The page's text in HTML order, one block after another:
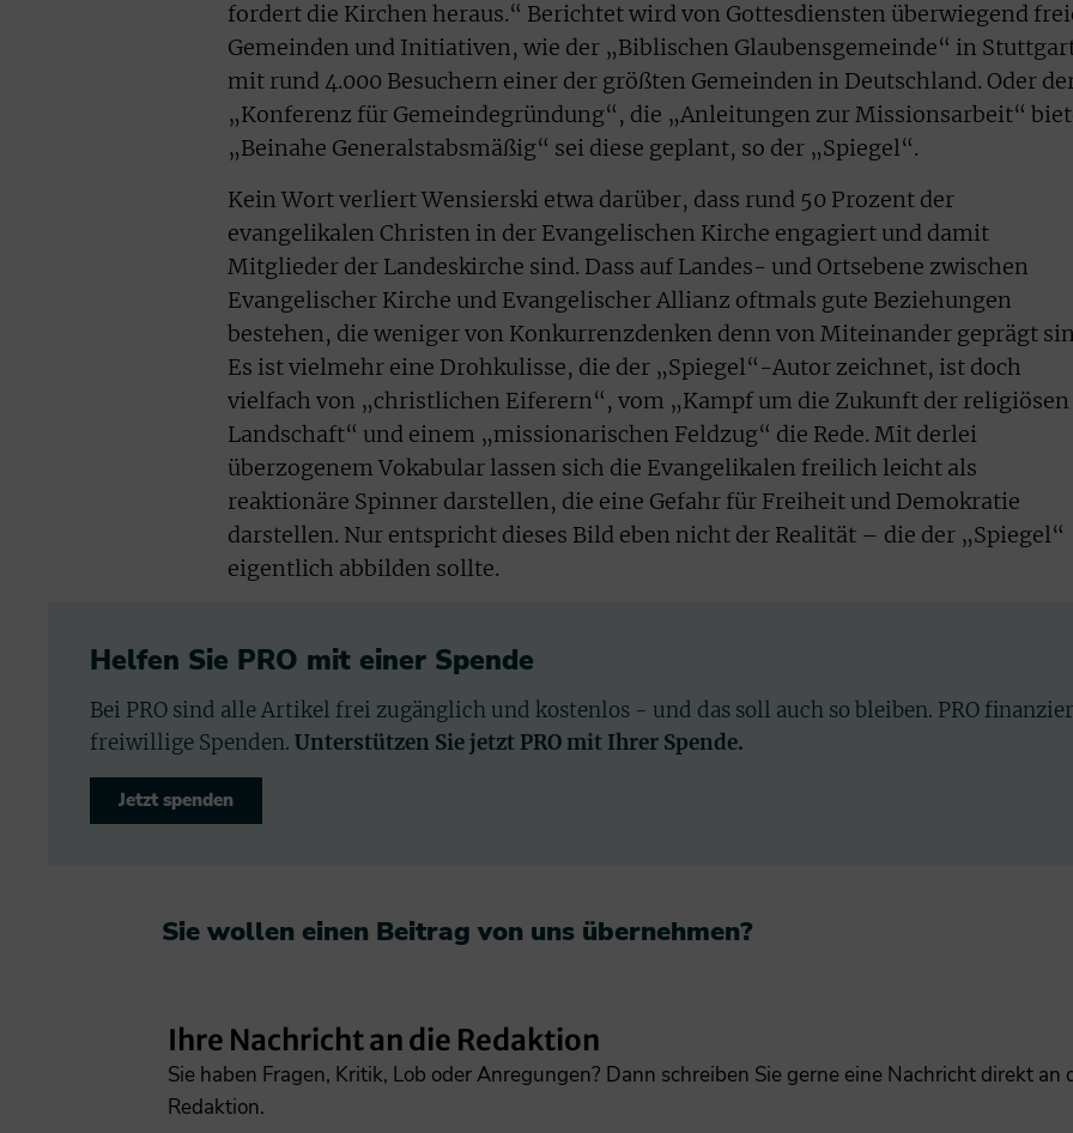
fordert die Kirchen heraus.“ Berichtet wird von Gottesdiensten überwiegend
Gemeinden und Initiativen, wie der „Biblischen Glaubensgemeinde“ in
mit rund 4.000 Besuchern einer der größten Gemeinden in Deutschland. Oder
„Konferenz für Gemeindegründung“, die „Anleitungen zur Missionsarbeit“
„Beinahe Generalstabsmäßig“ sei diese geplant, so der „Spiegel“.
Kein Wort verliert Wensierski etwa darüber, dass rund 50 Prozent der
evangelikalen Christen in der Evangelischen Kirche engagiert und damit
Mitglieder der Landeskirche sind. Dass auf Landes- und Ortsebene zwischen
Evangelischer Kirche und Evangelischer Allianz oftmals gute Beziehungen
bestehen, die weniger von Konkurrenzdenken denn von Miteinander geprägt
Es ist vielmehr eine Drohkulisse, die der „Spiegel“-Autor zeichnet, ist doch
vielfach von „christlichen Eiferern“, vom „Kampf um die Zukunft der religiösen
Landschaft“ und einem „missionarischen Feldzug“ die Rede. Mit derlei
überzogenem Vokabular lassen sich die Evangelikalen freilich leicht als
reaktionäre Spinner darstellen, die eine Gefahr für Freiheit und Demokratie
darstellen. Nur entspricht dieses Bild eben nicht der Realität – die der „Spiegel“
eigentlich abbilden sollte.
Helfen Sie PRO mit einer Spende
Bei PRO sind alle Artikel frei zugänglich und kostenlos - und das soll auch so bleiben. PRO
freiwillige Spenden. Unterstützen Sie jetzt PRO mit Ihrer Spende.
Jetzt spenden
Sie wollen einen Beitrag von uns übernehmen?​
Ihre Nachricht an die Redaktion
Sie haben Fragen, Kritik, Lob oder Anregungen? Dann schreiben Sie gerne eine Nachricht direkt an
Redaktion.